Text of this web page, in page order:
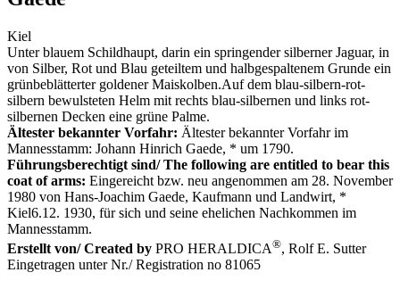
Kiel
Unter blauem Schildhaupt, darin ein springender silberner Jaguar, in
von Silber, Rot und Blau geteiltem und halbgespaltenem Grunde ein
grünbeblätterter goldener Maiskolben.Auf dem blau-silbern-rot-
silbern bewulsteten Helm mit rechts blau-silbernen und links rot-
silbernen Decken eine grüne Palme.
Ältester bekannter Vorfahr: Ältester bekannter Vorfahr im
Mannesstamm: Johann Hinrich Gaede, * um 1790.
Führungsberechtigt sind/ The following are entitled to bear this
coat of arms: Eingereicht bzw. neu angenommen am 28. November
1980 von Hans-Joachim Gaede, Kaufmann und Landwirt, *
Kiel6.12. 1930, für sich und seine ehelichen Nachkommen im
Mannesstamm.
Erstellt von/ Created by PRO HERALDICA®, Rolf E. Sutter
Eingetragen unter Nr./ Registration no 81065